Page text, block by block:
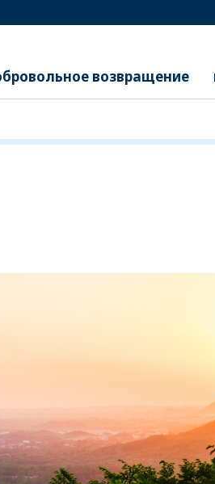
возвращение